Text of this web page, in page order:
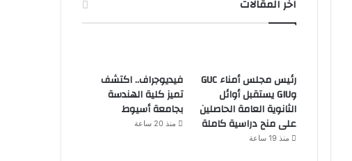
اخر المقالات
رئيس مجلس أمناء GUC
وGIU يستقبل أوائل
الثانوية العامة الحاصلين
على منح دراسية كاملة
منذ 19 ساعة
فيديوجراف.. اكتشف
تميز كلية الهندسة
بجامعة أسيوط
منذ 20 ساعة